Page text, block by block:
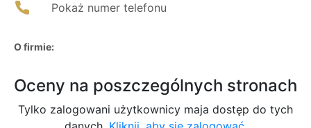
Pokaż numer telefonu
O firmie:
Oceny na poszczególnych stronach
Tylko zalogowani użytkownicy maja dostęp do tych